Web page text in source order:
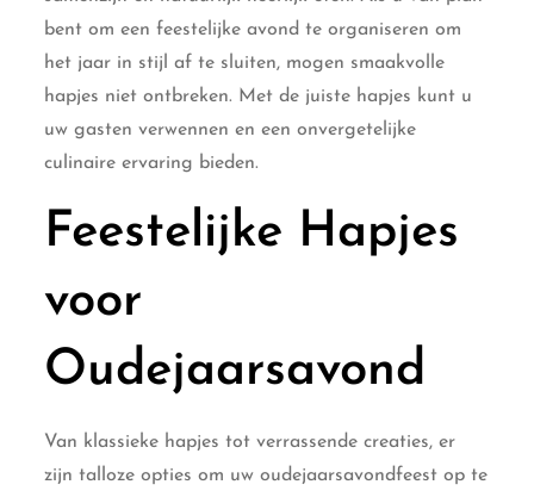
bent om een feestelijke avond te organiseren om
het jaar in stijl af te sluiten, mogen smaakvolle
hapjes niet ontbreken. Met de juiste hapjes kunt u
uw gasten verwennen en een onvergetelijke
culinaire ervaring bieden.
Feestelijke Hapjes
voor
Oudejaarsavond
Van klassieke hapjes tot verrassende creaties, er
zijn talloze opties om uw oudejaarsavondfeest op te